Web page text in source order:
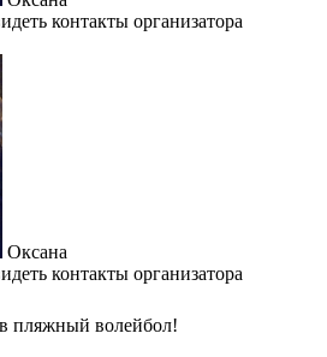
контакты организатора
Оксана
контакты организатора
пляжный волейбол!